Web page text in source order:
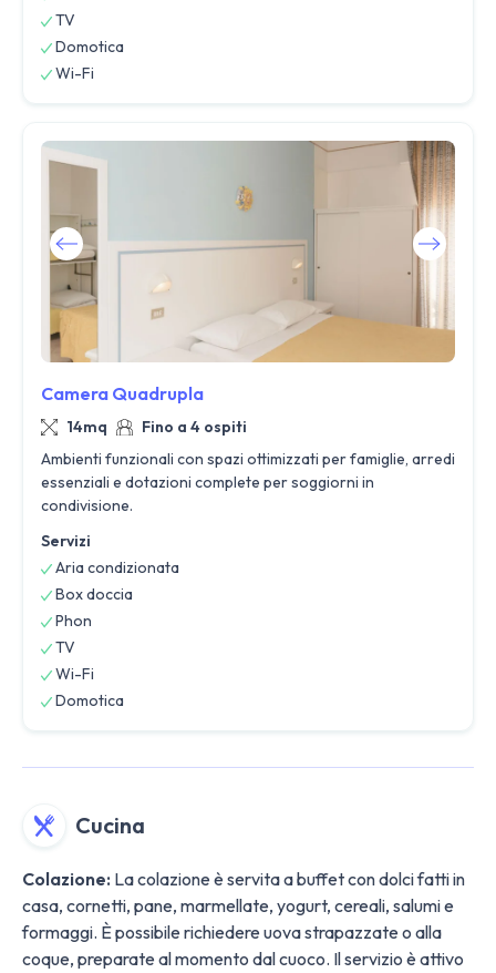
TV
Domotica
Wi-Fi
Camera Quadrupla
14mq
Fino a 4 ospiti
Ambienti funzionali con spazi ottimizzati per famiglie, arredi
essenziali e dotazioni complete per soggiorni in
condivisione.
Servizi
Aria condizionata
Box doccia
Phon
TV
Wi-Fi
Domotica
Cucina
Colazione: La colazione è servita a buffet con dolci fatti in
casa, cornetti, pane, marmellate, yogurt, cereali, salumi e
formaggi. È possibile richiedere uova strapazzate o alla
coque, preparate al momento dal cuoco. Il servizio è attivo